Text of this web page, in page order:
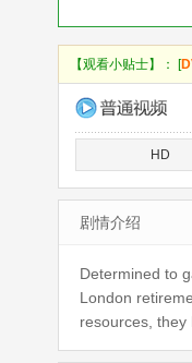
【观看小贴士】： [
HD
剧情介绍
Determined to
London
resources, they